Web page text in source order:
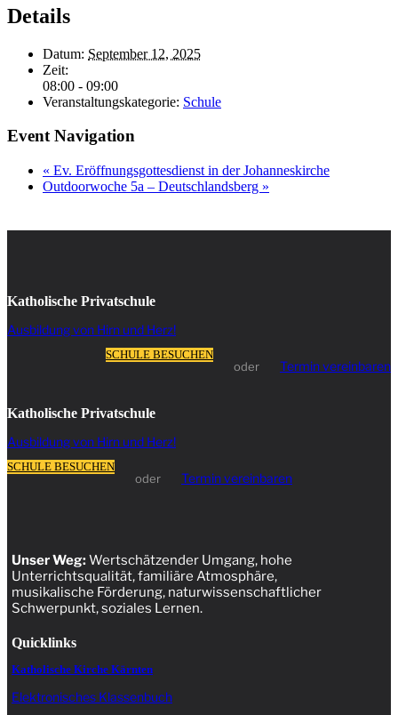
Details
Datum: September 12, 2025
Zeit:
08:00 - 09:00
Veranstaltungskategorie: Schule
Event Navigation
« Ev. Eröffnungsgottesdienst in der Johanneskirche
Outdoorwoche 5a – Deutschlandsberg »
Katholische Privatschule
Ausbildung von Hirn und Herz!
Termin vereinbaren
oder
SCHULE BESUCHEN
Katholische Privatschule
Ausbildung von Hirn und Herz!
SCHULE BESUCHEN
oder Termin vereinbaren
Unser Weg: Wertschätzender Umgang, hohe
Unterrichtsqualität, familiäre Atmosphäre,
musikalische Förderung, naturwissenschaftlicher
Schwerpunkt, soziales Lernen.
Quicklinks
Katholische Kirche Kärnten
Elektronisches Klassenbuch